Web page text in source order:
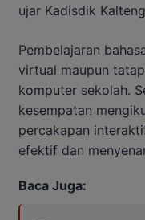
ujar Kadisdik
Pembelajaran
virtual maupun
komputer sekolah.
kesempatan
percakapan
efektif dan
Baca Juga: